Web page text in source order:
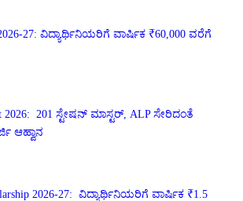
27: ವಿದ್ಯಾರ್ಥಿನಿಯರಿಗೆ ವಾರ್ಷಿಕ ₹60,000 ವರೆಗೆ
2026: 201 ಸ್ಟೇಷನ್ ಮಾಸ್ಟರ್, ALP ಸೇರಿದಂತೆ
ಆಹ್ವಾನ
2026-27: ವಿದ್ಯಾರ್ಥಿನಿಯರಿಗೆ ವಾರ್ಷಿಕ ₹1.5